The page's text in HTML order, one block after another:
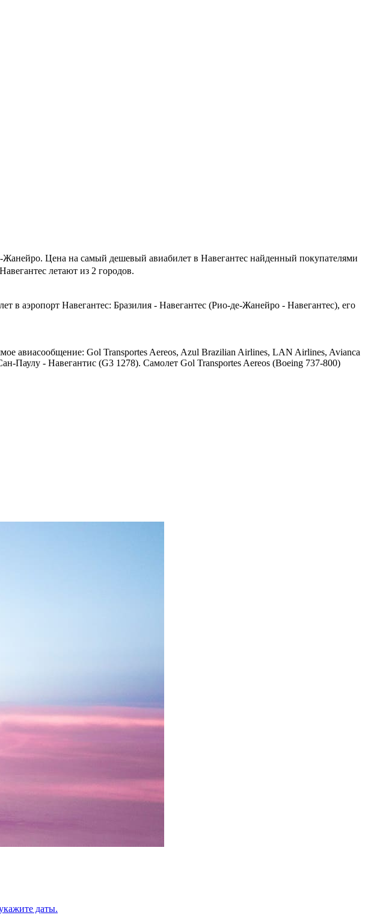
Жанейро. Цена на самый дешевый авиабилет в Навегантес найденный покупателями
летают из 2 городов.
аэропорт Навегантес: Бразилия - Навегантес (Рио-де-Жанейро - Навегантес), его
авиасообщение: Gol Transportes Aereos, Azul Brazilian Airlines, LAN Airlines, Avianca
Паулу - Навегантис (G3 1278). Самолет Gol Transportes Aereos (Boeing 737-800)
даты.